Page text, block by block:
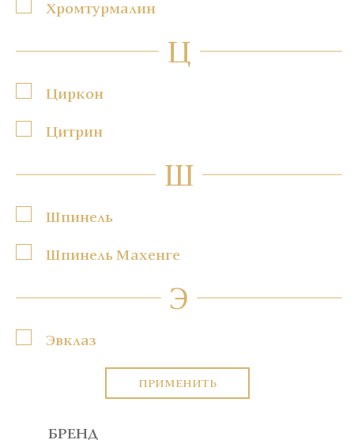
Хромтурмалин
Ц
Циркон
Цитрин
Ш
Шпинель
Шпинель Махенге
Э
Эвклаз
ПРИМЕНИТЬ
БРЕНД